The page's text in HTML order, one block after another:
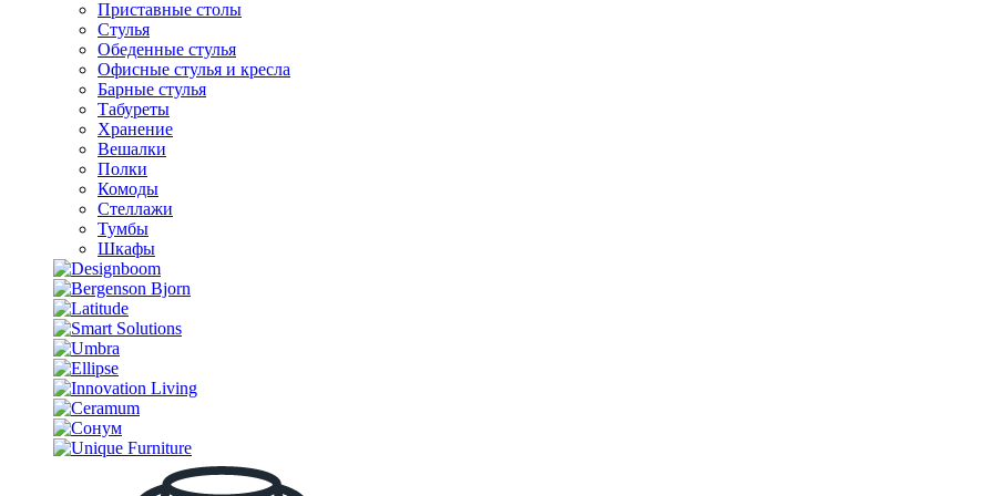
Приставные столы
Стулья
Обеденные стулья
Офисные стулья и кресла
Барные стулья
Табуреты
Хранение
Вешалки
Полки
Комоды
Стеллажи
Тумбы
Шкафы